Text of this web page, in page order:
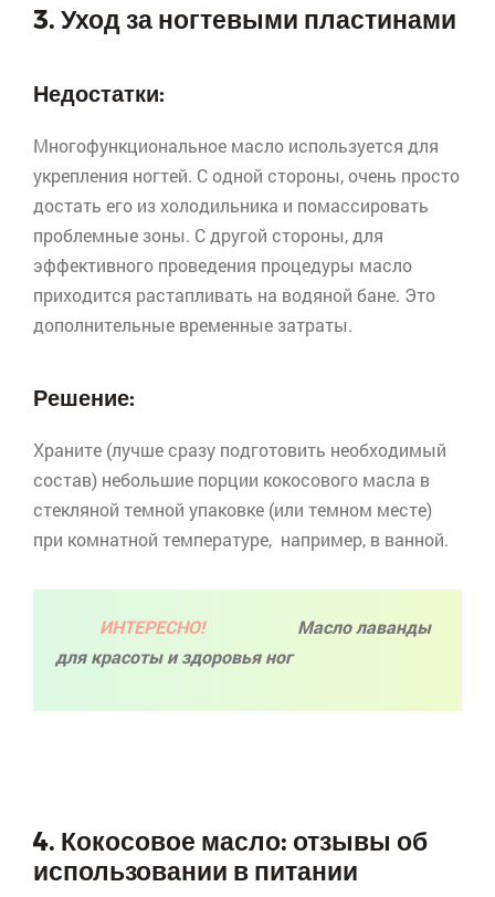
3. Уход за ногтевыми пластинами
Недостатки:
Многофункциональное масло используется для
укрепления ногтей. С одной стороны, очень просто
достать его из холодильника и помассировать
проблемные зоны. С другой стороны, для
эффективного проведения процедуры масло
приходится растапливать на водяной бане. Это
дополнительные временные затраты.
Решение:
Храните (лучше сразу подготовить необходимый
состав) небольшие порции кокосового масла в
стекляной темной упаковке (или темном месте)
при комнатной температуре, например, в ванной.
ИНТЕРЕСНО!
Масло лаванды
для красоты и здоровья ног
4. Кокосовое масло: отзывы об
использовании в питании